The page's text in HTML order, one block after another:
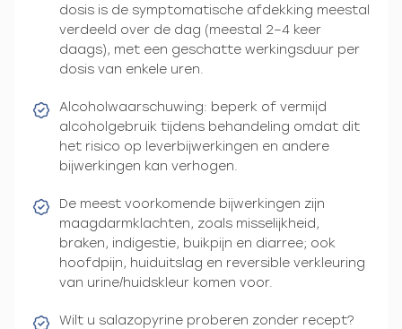
dosis is de symptomatische afdekking meestal
verdeeld over de dag (meestal 2–4 keer
daags), met een geschatte werkingsduur per
dosis van enkele uren.
Alcoholwaarschuwing: beperk of vermijd
alcoholgebruik tijdens behandeling omdat dit
het risico op leverbijwerkingen en andere
bijwerkingen kan verhogen.
De meest voorkomende bijwerkingen zijn
maagdarmklachten, zoals misselijkheid,
braken, indigestie, buikpijn en diarree; ook
hoofdpijn, huiduitslag en reversible verkleuring
van urine/huidskleur komen voor.
Wilt u salazopyrine proberen zonder recept?